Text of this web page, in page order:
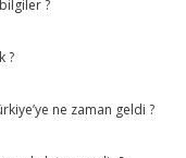
?
?
ne zaman geldi ?